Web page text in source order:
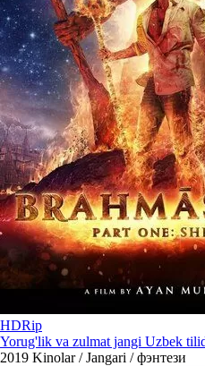
HDRip
Yorug'lik va zulmat jangi Uzbek
2019 Kinolar / Jangari / фэнтези